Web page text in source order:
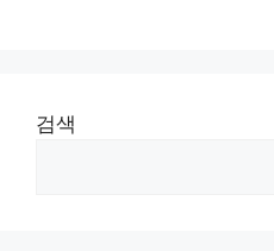
검색